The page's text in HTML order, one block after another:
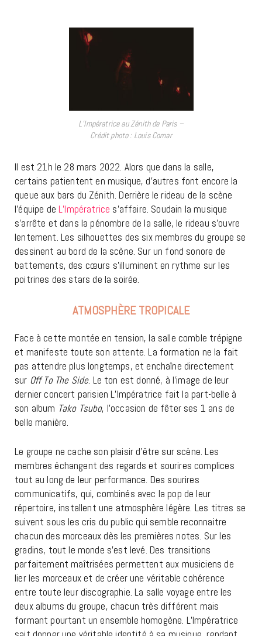
L’Impératrice au Zénith de Paris –
Crédit photo : Louis Comar
Il est 21h le 28 mars 2022. Alors que dans la salle,
certains patientent en musique, d’autres font encore la
queue aux bars du Zénith. Derrière le rideau de la scène
l’équipe de L’Impératrice s’affaire. Soudain la musique
s’arrête et dans la pénombre de la salle, le rideau s’ouvre
lentement. Les silhouettes des six membres du groupe se
dessinent au bord de la scène. Sur un fond sonore de
battements, des cœurs s’illuminent en rythme sur les
poitrines des stars de la soirée.
ATMOSPHÈRE TROPICALE
Face à cette montée en tension, la salle comble trépigne
et manifeste toute son attente. La formation ne la fait
pas attendre plus longtemps, et enchaîne directement
sur Off To The Side. Le ton est donné, à l’image de leur
dernier concert parisien L’Impératrice fait la part-belle à
son album Tako Tsubo, l’occasion de fêter ses 1 ans de
belle manière.
Le groupe ne cache son plaisir d’être sur scène. Les
membres échangent des regards et sourires complices
tout au long de leur performance. Des sourires
communicatifs, qui, combinés avec la pop de leur
répertoire, installent une atmosphère légère. Les titres se
suivent sous les cris du public qui semble reconnaitre
chacun des morceaux dès les premières notes. Sur les
gradins, tout le monde s’est levé. Des transitions
parfaitement maîtrisées permettent aux musiciens de
lier les morceaux et de créer une véritable cohérence
entre toute leur discographie. La salle voyage entre les
deux albums du groupe, chacun très différent mais
formant pourtant un ensemble homogène. L’Impératrice